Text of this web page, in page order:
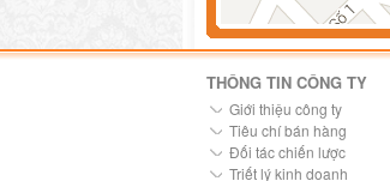
THÔNG TIN CÔNG TY
Giới thiệu công ty
Tiêu chí bán hàng
Đối tác chiến lược
Triết lý kinh doanh